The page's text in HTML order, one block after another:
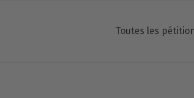
Toutes les